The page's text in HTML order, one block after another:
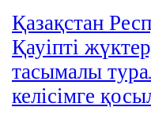
Қазақстан
Қауіпті
тасымалы
келісімге